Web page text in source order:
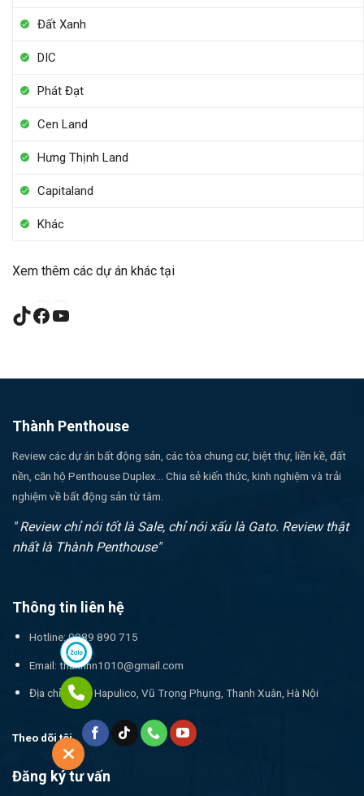
Đất Xanh
DIC
Phát Đạt
Cen Land
Hưng Thịnh Land
Capitaland
Khác
Xem thêm các dự án khác tại
TikTok
Facebook
Thành Penthouse
Review các dự án bất động sản, các tòa chung cư, biệt thự, liền kề, đất
nền, căn hộ Penthouse Duplex... Chia sẻ kiến thức, kinh nghiệm và trải
nghiệm về bất động sản từ tâm.
" Review chỉ nói tốt là Sale, chỉ nói xấu là Gato. Review thật
nhất là Thành Penthouse"
Thông tin liên hệ
Hotline: 0989 890 715
Email: thanhnn1010@gmail.com
Địa chỉ: 17T1 Hapulico, Vũ Trọng Phụng, Thanh Xuân, Hà Nội
Theo dõi tôi
Đăng ký tư vấn